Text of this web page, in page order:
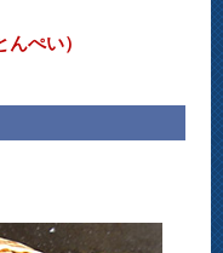
んぺい）